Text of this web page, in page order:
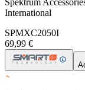
International
SPMXC2050I
69,99 €